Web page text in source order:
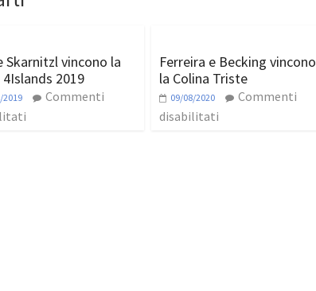
Skarnitzl vincono la
2019
2019
Commenti
Ferreira e Becking vincono
la Colina Triste
09/08/2020
Commenti
disabilitati